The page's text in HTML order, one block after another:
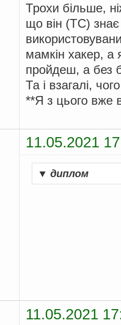
Трохи більше,
що він (ТС) знає
мамкін хакер, а
пройдеш, а без
Та і взагалі,
**Я з цього вже
11.05.2021
▼ диплом
11.05.2021